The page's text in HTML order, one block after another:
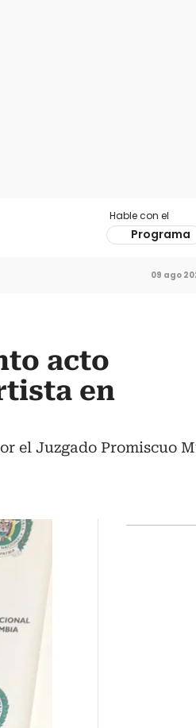
Hable con el
Programa
09 ago
acto
en
el Juzgado Promiscuo